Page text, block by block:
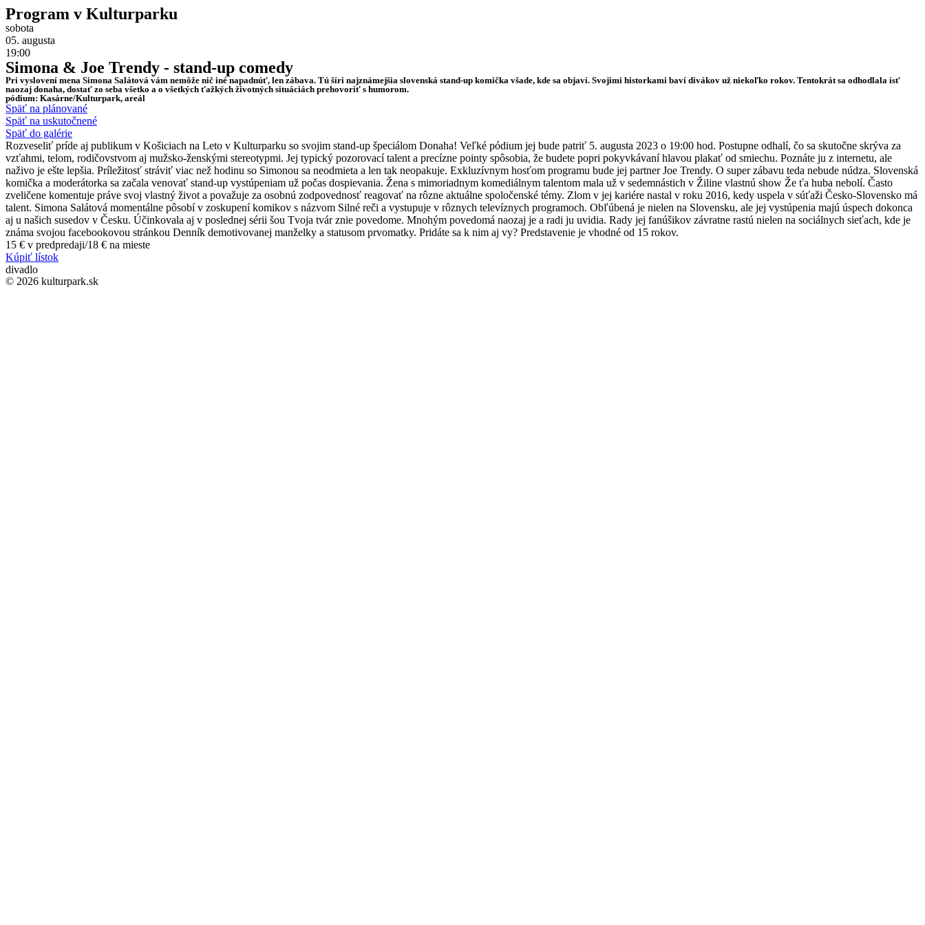
Program v Kulturparku
sobota
05. augusta
19:00
Simona & Joe Trendy - stand-up comedy
Pri vyslovení mena Simona Salátová vám nemôže nič iné napadnúť, len zábava. Tú šíri najznámejšia slovenská stand-up komička všade, kde sa objaví. Svojimi historkami baví divákov už niekoľko rokov. Tentokrát sa odhodlala ísť
naozaj donaha, dostať zo seba všetko a o všetkých ťažkých životných situáciách prehovoriť s humorom.
pódium: Kasárne/Kulturpark, areál
Späť na plánované
Späť na uskutočnené
Späť do galérie
Rozveseliť príde aj publikum v Košiciach na Leto v Kulturparku so svojim stand-up špeciálom Donaha! Veľké pódium jej bude patriť 5. augusta 2023 o 19:00 hod. Postupne odhalí, čo sa skutočne skrýva za
vzťahmi, telom, rodičovstvom aj mužsko-ženskými stereotypmi. Jej typický pozorovací talent a precízne pointy spôsobia, že budete popri pokyvkávaní hlavou plakať od smiechu. Poznáte ju z internetu, ale
naživo je ešte lepšia. Príležitosť stráviť viac než hodinu so Simonou sa neodmieta a len tak neopakuje. Exkluzívnym hosťom programu bude jej partner Joe Trendy. O super zábavu teda nebude núdza. Slovenská
komička a moderátorka sa začala venovať stand-up vystúpeniam už počas dospievania. Žena s mimoriadnym komediálnym talentom mala už v sedemnástich v Žiline vlastnú show Že ťa huba nebolí. Často
zveličene komentuje práve svoj vlastný život a považuje za osobnú zodpovednosť reagovať na rôzne aktuálne spoločenské témy. Zlom v jej kariére nastal v roku 2016, kedy uspela v súťaži Česko-Slovensko má
talent. Simona Salátová momentálne pôsobí v zoskupení komikov s názvom Silné reči a vystupuje v rôznych televíznych programoch. Obľúbená je nielen na Slovensku, ale jej vystúpenia majú úspech dokonca
aj u našich susedov v Česku. Účinkovala aj v poslednej sérii šou Tvoja tvár znie povedome. Mnohým povedomá naozaj je a radi ju uvidia. Rady jej fanúšikov závratne rastú nielen na sociálnych sieťach, kde je
známa svojou facebookovou stránkou Denník demotivovanej manželky a statusom prvomatky. Pridáte sa k nim aj vy? Predstavenie je vhodné od 15 rokov.
15 € v predpredaji/18 € na mieste
Kúpiť lístok
divadlo
© 2026 kulturpark.sk